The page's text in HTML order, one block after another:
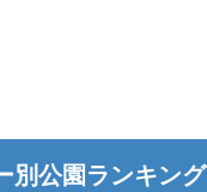
別公園ランキング